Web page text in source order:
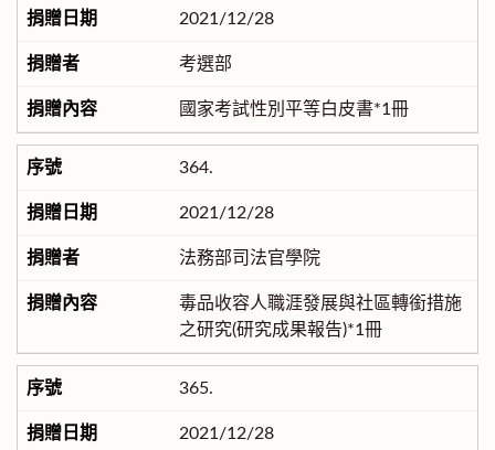
2021/12/28
考選部
國家考試性別平等白皮書*1冊
364.
2021/12/28
法務部司法官學院
毒品收容人職涯發展與社區轉銜措施
之研究(研究成果報告)*1冊
365.
2021/12/28